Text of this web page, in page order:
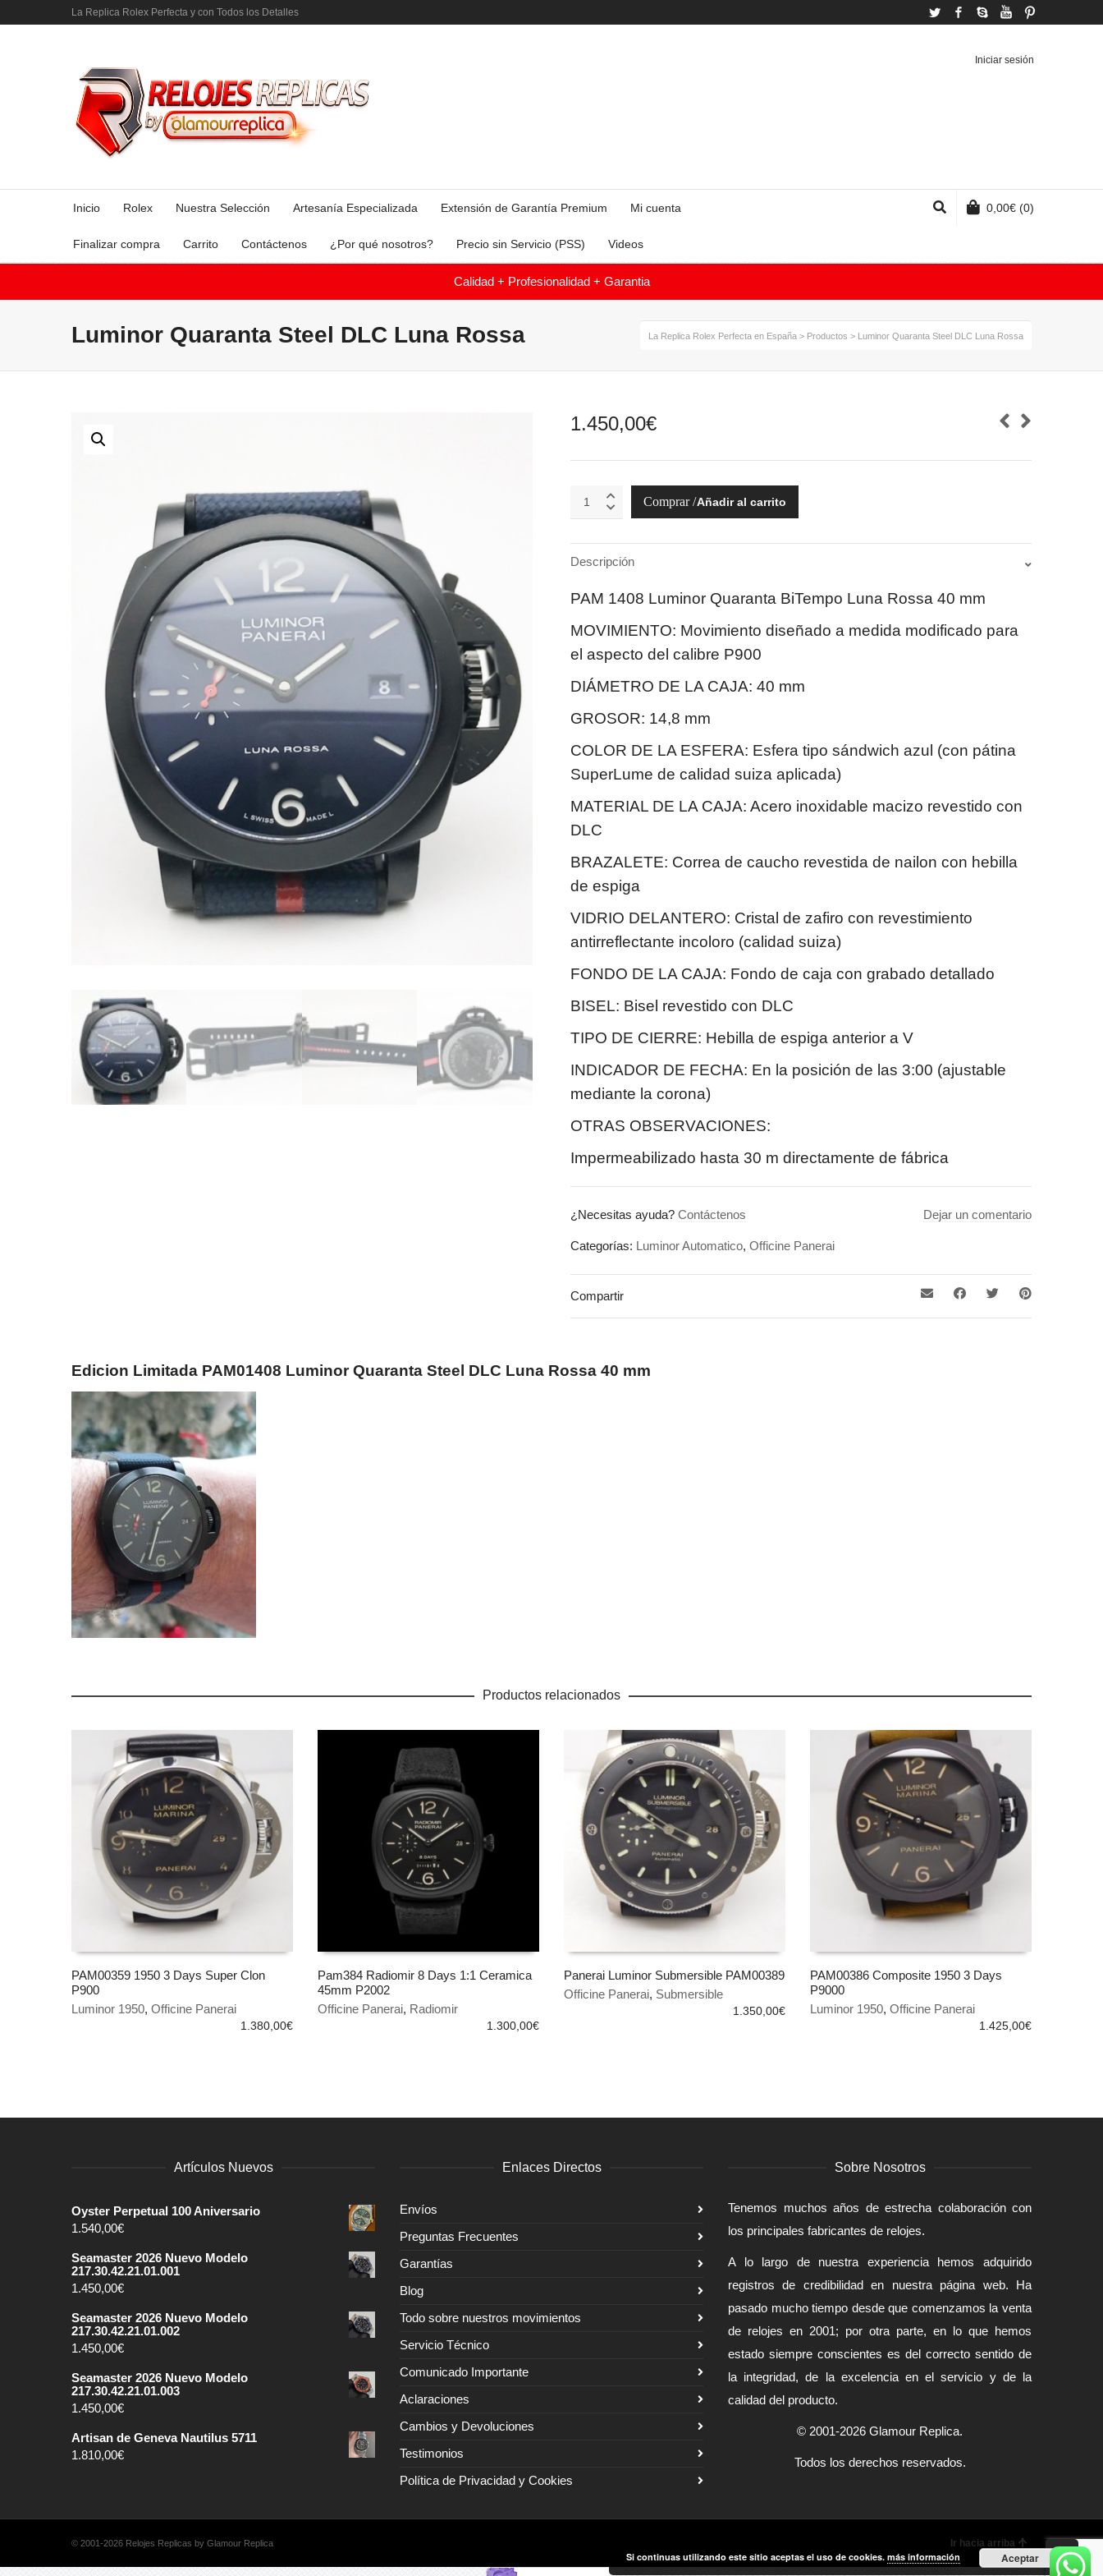
La Replica Rolex Perfecta y con Todos los Detalles Twitter Facebook
Skype YouTube
Iniciar sesión
Inicio Rolex Nuestra Selección Artesanía Especializada Extensión de Garantía Premium Mi cuenta
Finalizar compra Carrito Contáctenos ¿Por qué nosotros? Precio sin Servicio (PSS) Videos
0,00€ (0)
Calidad + Profesionalidad + Garantia
Luminor Quaranta Steel DLC Luna Rossa La Replica Rolex Perfecta en España > Productos > Luminor Quaranta Steel DLC Luna Rossa
1.450,00€
Luminor
Quaranta
DLC
Luna
quantity
Añadir al carrito
Descripción
PAM 1408 Luminor Quaranta BiTempo Luna Rossa 40 mm
MOVIMIENTO: Movimiento diseñado a medida modificado para
el aspecto del calibre P900
DIÁMETRO DE LA CAJA: 40 mm
GROSOR: 14,8 mm
COLOR DE LA ESFERA: Esfera tipo sándwich azul (con pátina
SuperLume de calidad suiza aplicada)
MATERIAL DE LA CAJA: Acero inoxidable macizo revestido con
DLC
BRAZALETE: Correa de caucho revestida de nailon con hebilla
de espiga
VIDRIO DELANTERO: Cristal de zafiro con revestimiento
antirreflectante incoloro (calidad suiza)
FONDO DE LA CAJA: Fondo de caja con grabado detallado
BISEL: Bisel revestido con DLC
TIPO DE CIERRE: Hebilla de espiga anterior a V
INDICADOR DE FECHA: En la posición de las 3:00 (ajustable
mediante la corona)
OTRAS OBSERVACIONES:
Impermeabilizado hasta 30 m directamente de fábrica
¿Necesitas ayuda?Contáctenos Dejar un comentario
Categorías: Luminor Automatico,Officine Panerai
Compartir
Edicion Limitada PAM01408 Luminor Quaranta Steel DLC Luna Rossa 40 mm
Productos relacionados
AÑADIR AL CARRITO
PAM00359 1950 3 Days Super Clon
P900
Luminor 1950, Officine Panerai
1.380,00€
AÑADIR AL CARRITO
Pam384 Radiomir 8 Days 1:1 Ceramica
45mm P2002
Officine Panerai, Radiomir
1.300,00€
AÑADIR AL CARRITO
Panerai Luminor Submersible PAM00389
Officine Panerai, Submersible
1.350,00€
AÑADIR AL CARRITO
PAM00386 Composite 1950 3 Days
P9000
Luminor 1950, Officine Panerai
1.425,00€
Artículos Nuevos
Oyster Perpetual 100 Aniversario
1.540,00€
Seamaster 2026 Nuevo Modelo
217.30.42.21.01.001
1.450,00€
Seamaster 2026 Nuevo Modelo
217.30.42.21.01.002
1.450,00€
Seamaster 2026 Nuevo Modelo
217.30.42.21.01.003
1.450,00€
Artisan de Geneva Nautilus 5711
1.810,00€
Enlaces Directos
Envíos
Preguntas Frecuentes
Garantías
Blog
Todo sobre nuestros movimientos
Servicio Técnico
Comunicado Importante
Aclaraciones
Cambios y Devoluciones
Testimonios
Política de Privacidad y Cookies
Sobre Nosotros
Tenemos muchos años de estrecha colaboración con
los principales fabricantes de relojes.
A lo largo de nuestra experiencia hemos adquirido
registros de credibilidad en nuestra página web. Ha
pasado mucho tiempo desde que comenzamos la venta
de relojes en 2001; por otra parte, en lo que hemos
estado siempre conscientes es del correcto sentido de
la integridad, de la excelencia en el servicio y de la
calidad del producto.
© 2001-2026 Glamour Replica.
Todos los derechos reservados.
© 2001-2026 Relojes Replicas by Glamour Replica Ir hacia arriba
Si continuas utilizando este sitio aceptas el uso de cookies. más información Aceptar